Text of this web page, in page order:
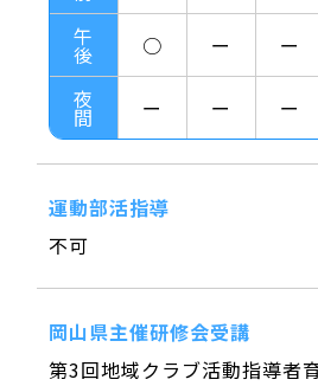
午
後 ○ ー ー
夜
間 ー ー ー
運動部活指導
不可
岡山県主催研修会受講
第3回地域クラブ活動指導者